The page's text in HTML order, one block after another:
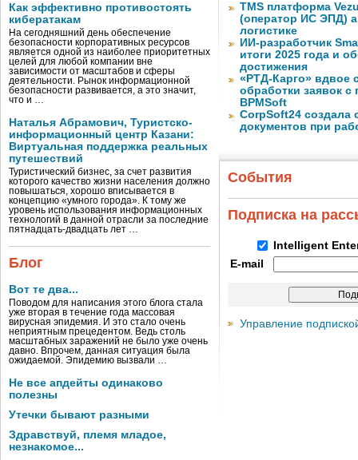
Как эффективно противостоять
кибератакам
На сегодняшний день обеспечение
безопасности корпоративных ресурсов
является одной из наиболее приоритетных
целей для любой компании вне
зависимости от масштабов и сферы
деятельности. Рынок информационной
безопасности развивается, а это значит,
что и …
Наталья Абрамович, Туристско-
информационный центр Казани:
Виртуальная поддержка реальных
путешествий
Туристический бизнес, за счет развития
которого качество жизни населения должно
повышаться, хорошо вписывается в
концепцию «умного города». К тому же
уровень использования информационных
технологий в данной отрасли за последние
пятнадцать-двадцать лет …
Блог
Вот те два...
Поводом для написания этого блога стала
уже вторая в течение года массовая
вирусная эпидемия. И это стало очень
неприятным прецедентом. Ведь столь
масштабных заражений не было уже очень
давно. Впрочем, данная ситуация была
ожидаемой. Эпидемию вызвали …
Не все апдейты одинаково
полезны
Утечки бывают разными
Здравствуй, племя младое,
незнакомое...
TMS платформа
(оператор ИС ЭПД)
логистике
ИИ-разработчик
итоги 2025 года и
достижения
«РТД-Карго» вдвое
обработки заявок
BPMSoft
CorpSoft24 создала
документов при
События
Подписка на
Intelligent
E-mail
Управление